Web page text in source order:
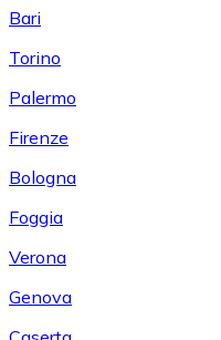
Bari
Torino
Palermo
Firenze
Bologna
Foggia
Verona
Genova